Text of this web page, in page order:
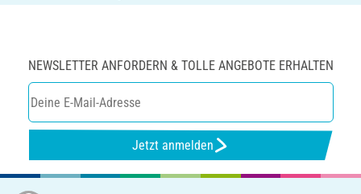
NEWSLETTER ANFORDERN & TOLLE ANGEBOTE ERHALTEN
Jetzt anmelden